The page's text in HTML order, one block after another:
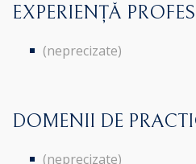
EXPERIENȚĂ
(neprecizate)
DOMENII DE
(neprecizate)